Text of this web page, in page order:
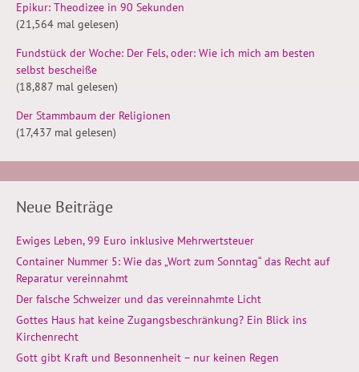
Epikur: Theodizee in 90 Sekunden
(21,564 mal gelesen)
Fundstück der Woche: Der Fels, oder: Wie ich mich am besten
selbst bescheiße
(18,887 mal gelesen)
Der Stammbaum der Religionen
(17,437 mal gelesen)
Neue Beiträge
Ewiges Leben, 99 Euro inklusive Mehrwertsteuer
Container Nummer 5: Wie das „Wort zum Sonntag“ das Recht auf
Reparatur vereinnahmt
Der falsche Schweizer und das vereinnahmte Licht
Gottes Haus hat keine Zugangsbeschränkung? Ein Blick ins
Kirchenrecht
Gott gibt Kraft und Besonnenheit – nur keinen Regen